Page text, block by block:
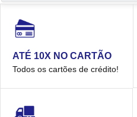
ATÉ 10X NO CARTÃO
Todos os cartões de crédito!